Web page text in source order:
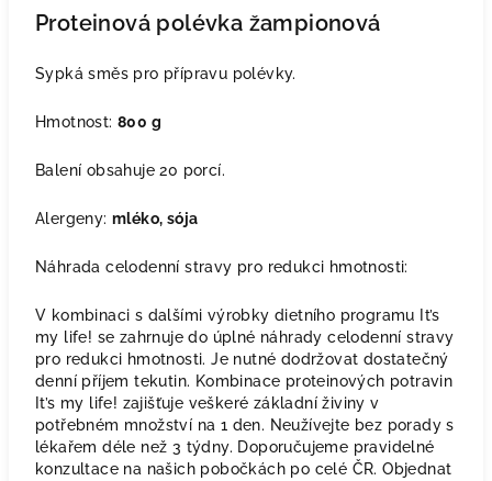
Proteinová polévka žampionová
Sypká směs pro přípravu polévky.
Hmotnost: 800 g
Balení obsahuje 20 porcí.
Alergeny: mléko, sója
Náhrada celodenní stravy pro redukci hmotnosti:
V kombinaci s dalšími výrobky dietního programu It’s
my life! se zahrnuje do úplné náhrady celodenní stravy
pro redukci hmotnosti. Je nutné dodržovat dostatečný
denní příjem tekutin. Kombinace proteinových potravin
It’s my life! zajišťuje veškeré základní živiny v
potřebném množství na 1 den. Neužívejte bez porady s
lékařem déle než 3 týdny. Doporučujeme pravidelné
konzultace na našich pobočkách po celé ČR. Objednat